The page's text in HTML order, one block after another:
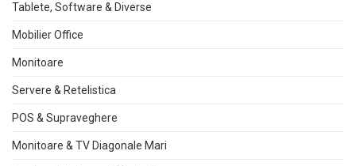
Tablete, Software & Diverse
Mobilier Office
Monitoare
Servere & Retelistica
POS & Supraveghere
Monitoare & TV Diagonale Mari